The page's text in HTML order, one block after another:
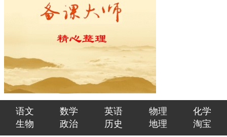
语文 数学 英语 物理
化学
生物
政治 历史 地理 淘宝